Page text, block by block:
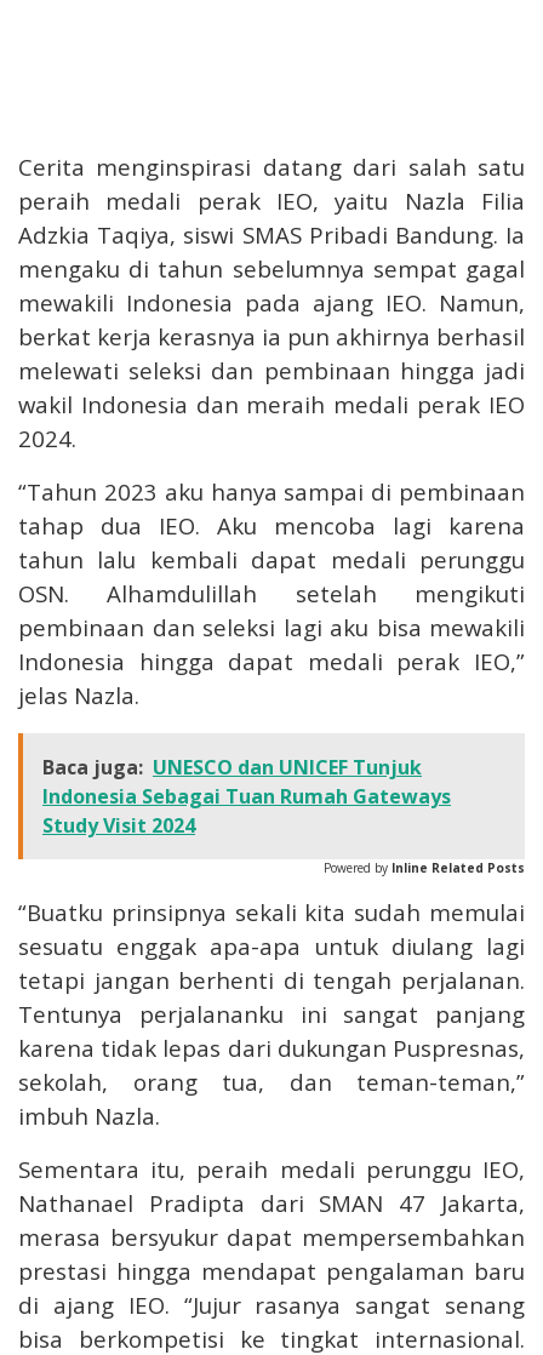
Cerita menginspirasi datang dari salah satu
peraih medali perak IEO, yaitu Nazla Filia
Adzkia Taqiya, siswi SMAS Pribadi Bandung. Ia
mengaku di tahun sebelumnya sempat gagal
mewakili Indonesia pada ajang IEO. Namun,
berkat kerja kerasnya ia pun akhirnya berhasil
melewati seleksi dan pembinaan hingga jadi
wakil Indonesia dan meraih medali perak IEO
2024.
“Tahun 2023 aku hanya sampai di pembinaan
tahap dua IEO. Aku mencoba lagi karena
tahun lalu kembali dapat medali perunggu
OSN. Alhamdulillah setelah mengikuti
pembinaan dan seleksi lagi aku bisa mewakili
Indonesia hingga dapat medali perak IEO,”
jelas Nazla.
Baca juga: UNESCO dan UNICEF Tunjuk
Indonesia Sebagai Tuan Rumah Gateways
Study Visit 2024
Powered by Inline Related Posts
“Buatku prinsipnya sekali kita sudah memulai
sesuatu enggak apa-apa untuk diulang lagi
tetapi jangan berhenti di tengah perjalanan.
Tentunya perjalananku ini sangat panjang
karena tidak lepas dari dukungan Puspresnas,
sekolah, orang tua, dan teman-teman,”
imbuh Nazla.
Sementara itu, peraih medali perunggu IEO,
Nathanael Pradipta dari SMAN 47 Jakarta,
merasa bersyukur dapat mempersembahkan
prestasi hingga mendapat pengalaman baru
di ajang IEO. “Jujur rasanya sangat senang
bisa berkompetisi ke tingkat internasional.